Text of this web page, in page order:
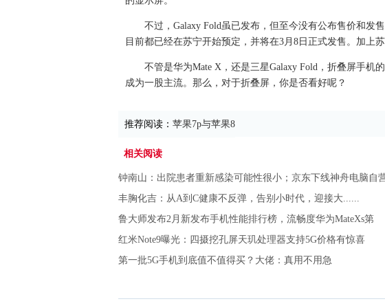
不过，Galaxy Fold虽已发布，但至今没有公布售价和发
目前都已经在苏宁开始预定，并将在3月8日正式发售。加上
不管是华为Mate X，还是三星Galaxy Fold，折叠屏手机
成为一股主流。那么，对于折叠屏，你是否看好呢？
推荐阅读： 苹果7p与苹果8
相关阅读
钟南山：出院患者重新感染可能性很小；京东下线神舟电脑自
丰胸化吉：从A到C健康不反弹，告别小时代，迎接大......
鲁大师发布2月新发布手机性能排行榜，流畅度华为MateXs第
红米Note9曝光：四摄挖孔屏天玑处理器支持5G价格有惊喜
第一批5G手机到底值不值得买？大佬：真用不用急